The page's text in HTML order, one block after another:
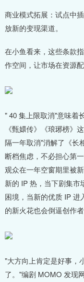
商业模式拓展：试点中
放新的变现渠道。
在小鱼看来，这些条款
作空间，让市场在资源
" 40 集上限取消"意味着
《甄嬛传》《琅琊榜》
隔一年取消"消解了《长
断档焦虑，不必担心第
观众在一年空窗期里被
新的 IP 热，当下剧集市
困境，当新的优质 IP 进
的新火花也会倒逼创作者
"大方向上肯定是好事，
了。"编剧 MOMO 发现